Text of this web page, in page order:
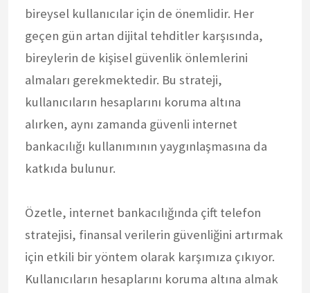
bireysel kullanıcılar için de önemlidir. Her
geçen gün artan dijital tehditler karşısında,
bireylerin de kişisel güvenlik önlemlerini
almaları gerekmektedir. Bu strateji,
kullanıcıların hesaplarını koruma altına
alırken, aynı zamanda güvenli internet
bankacılığı kullanımının yaygınlaşmasına da
katkıda bulunur.
Özetle, internet bankacılığında çift telefon
stratejisi, finansal verilerin güvenliğini artırmak
için etkili bir yöntem olarak karşımıza çıkıyor.
Kullanıcıların hesaplarını koruma altına almak